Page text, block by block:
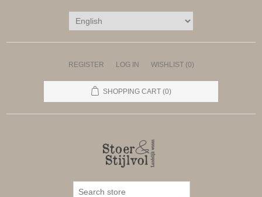
REGISTER LOG IN WISHLIST (0)
SHOPPING CART (0)